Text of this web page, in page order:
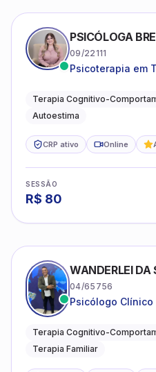
PSICÓLOGA
09/22111
Psicoterapia em
o cotidiano
Terapia Cognitivo-
Autoestima
CRP ativo Online
SESSÃO
R$ 80
WANDERLEI DA
04/65756
Psicólogo Clínico
sistêmica
Terapia Cognitivo-
Terapia Familiar